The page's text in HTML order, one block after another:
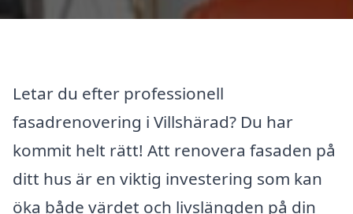
Letar du efter professionell
fasadrenovering i Villshärad? Du har
kommit helt rätt! Att renovera fasaden på
ditt hus är en viktig investering som kan
öka både värdet och livslängden på din